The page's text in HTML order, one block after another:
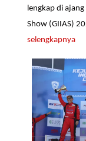
lengkap di
Show (GIIAS)
selengkapnya